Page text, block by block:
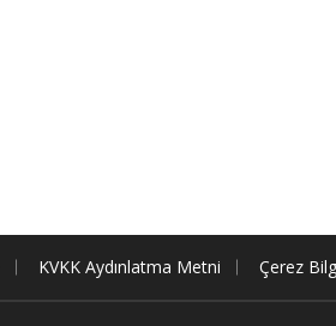
KVKK Aydınlatma Metni Çerez